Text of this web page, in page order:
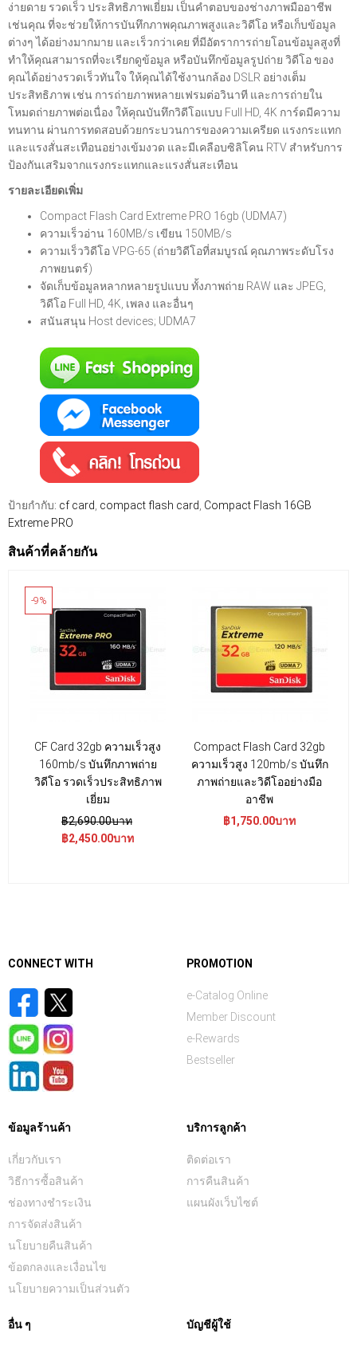
ง่ายดาย รวดเร็ว ประสิทธิภาพเยี่ยม เป็นคำตอบของช่างภาพมืออาชีพ
เช่นคุณ ที่จะช่วยให้การบันทึกภาพคุณภาพสูงและวิดีโอ หรือเก็บข้อมูล
ต่างๆ ได้อย่างมากมาย และเร็วกว่าเคย ที่มีอัตราการถ่ายโอนข้อมูลสูงที่
ทำให้คุณสามารถที่จะเรียกดูข้อมูล หรือบันทึกข้อมูลรูปถ่าย วิดีโอ ของ
คุณได้อย่างรวดเร็วทันใจ ให้คุณได้ใช้งานกล้อง DSLR อย่างเต็ม
ประสิทธิภาพ เช่น การถ่ายภาพหลายเฟรมต่อวินาที และการถ่ายใน
โหมดถ่ายภาพต่อเนื่อง ให้คุณบันทึกวิดีโอแบบ Full HD, 4K การ์ดมีความ
ทนทาน ผ่านการทดสอบด้วยกระบวนการของความเครียด แรงกระแทก
และแรงสั่นสะเทือนอย่างเข้มงวด และมีเคลือบซิลิโคน RTV สำหรับการ
ป้องกันเสริมจากแรงกระแทกและแรงสั่นสะเทือน
รายละเอียดเพิ่ม
Compact Flash Card Extreme PRO 16gb (UDMA7)
ความเร็วอ่าน 160MB/s เขียน 150MB/s
ความเร็ววิดีโอ VPG-65 (ถ่ายวิดีโอที่สมบูรณ์ คุณภาพระดับโรง
ภาพยนตร์)
จัดเก็บข้อมูลหลากหลายรูปแบบ ทั้งภาพถ่าย RAW และ JPEG,
วิดีโอ Full HD, 4K, เพลง และอื่นๆ
สนันสนุน Host devices; UDMA7
ป้ายกำกับ: cf card compact flash card Compact Flash 16GB
Extreme PRO
สินค้าที่คล้ายกัน
-9%
CF Card 32gb ความเร็วสูง
160mb/s บันทึกภาพถ่าย
วิดีโอ รวดเร็วประสิทธิภาพ
เยี่ยม
฿2,690.00บาท
฿2,450.00บาท
Compact Flash Card 32gb
ความเร็วสูง 120mb/s บันทึก
ภาพถ่ายและวิดีโออย่างมือ
อาชีพ
฿1,750.00บาท
CONNECT WITH PROMOTION
e-Catalog Online
Member Discount
e-Rewards
Bestseller
ข้อมูลร้านค้า
เกี่ยวกับเรา
วิธีการซื้อสินค้า
ช่องทางชำระเงิน
การจัดส่งสินค้า
นโยบายคืนสินค้า
ข้อตกลงและเงื่อนไข
นโยบายความเป็นส่วนตัว
บริการลูกค้า
ติดต่อเรา
การคืนสินค้า
แผนผังเว็บไซต์
อื่น ๆ บัญชีผู้ใช้